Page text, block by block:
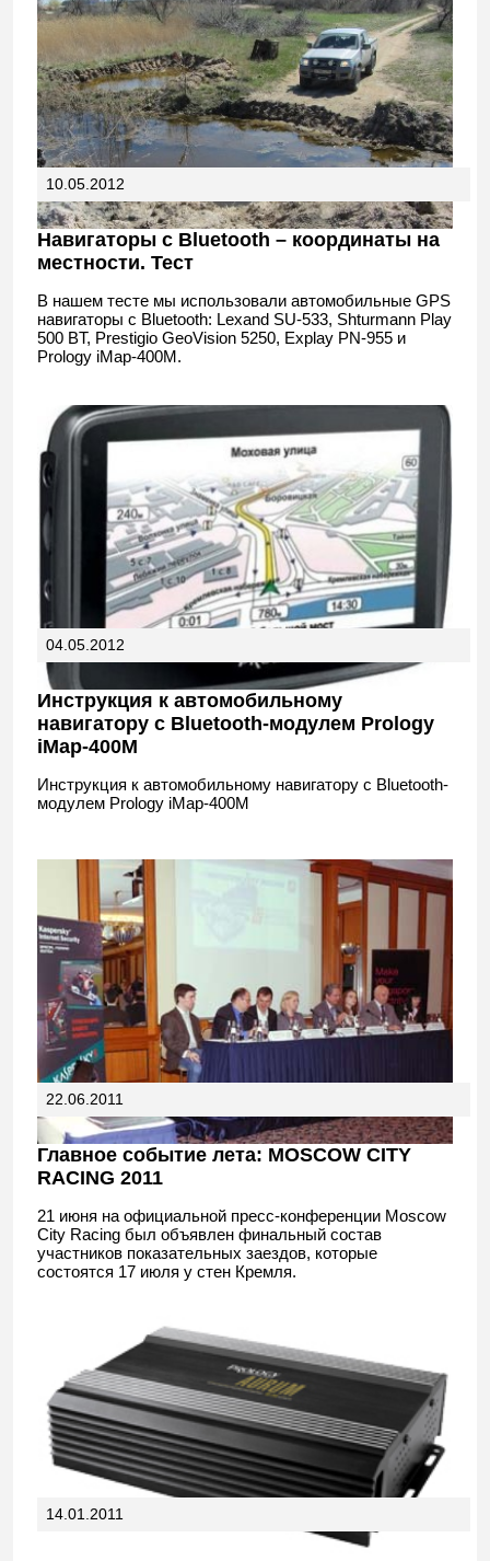
10.05.2012
Навигаторы с Bluetooth – координаты на
местности. Тест
В нашем тесте мы использовали автомобильные GPS
навигаторы с Bluetooth: Lexand SU-533, Shturmann Play
500 BT, Prestigio GeoVision 5250, Explay PN-955 и
Prology iMap-400M.
04.05.2012
Инструкция к автомобильному
навигатору с Bluetooth-модулем Prology
iMap-400M
Инструкция к автомобильному навигатору с Bluetooth-
модулем Prology iMap-400M
22.06.2011
Главное событие лета: MOSCOW CITY
RACING 2011
21 июня на официальной пресс-конференции Moscow
City Racing был объявлен финальный состав
участников показательных заездов, которые
состоятся 17 июля у стен Кремля.
14.01.2011